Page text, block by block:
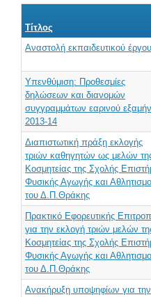
Τίτλος
Αναστολή εκπαιδευτικού έργου
Υπενθύμιση: Προθεσμίες
δηλώσεων και διανομών
συγγραμμάτων εαρινού
2013-14
Διαπιστωτική πράξη εκλογής
τριών καθηγητών ως μελών
Κοσμητείας της Σχολής
Φυσικής Αγωγής και
του Δ.Π.Θράκης
Πρακτικό Εφορευτικής
για την εκλογή τριών μελών
Κοσμητείας της Σχολής
Φυσικής Αγωγής και
του Δ.Π.Θράκης
Ανακήρυξη υποψηφίων για την